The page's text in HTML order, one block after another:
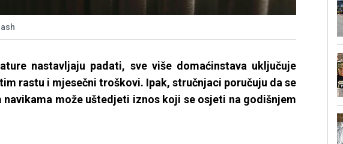
nastavljaju padati, sve više domaćinstava uključuje
rastu i mjesečni troškovi. Ipak, stručnjaci poručuju da se
navikama može uštedjeti iznos koji se osjeti na godišnjem